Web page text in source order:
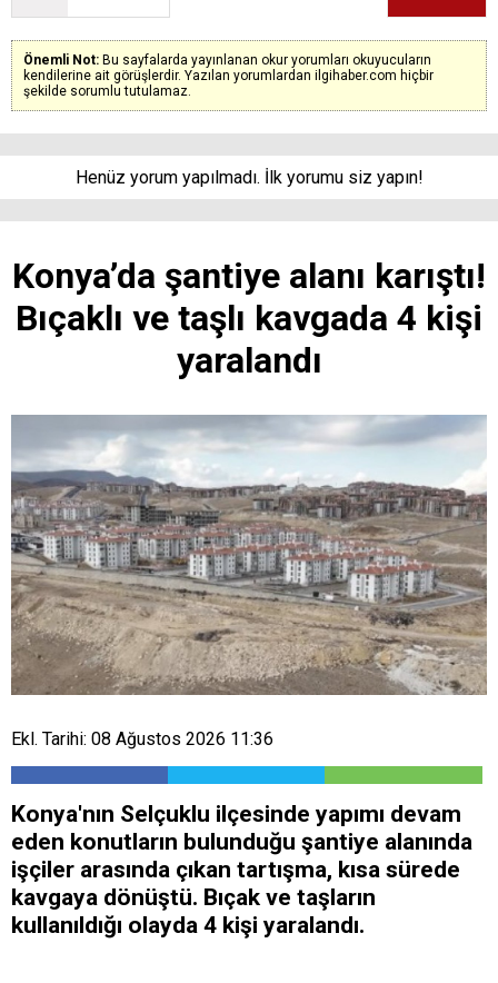
Önemli Not: Bu sayfalarda yayınlanan okur yorumları okuyucuların
kendilerine ait görüşlerdir. Yazılan yorumlardan ilgihaber.com hiçbir
şekilde sorumlu tutulamaz.
Henüz yorum yapılmadı. İlk yorumu siz yapın!
Konya’da şantiye alanı karıştı!
Bıçaklı ve taşlı kavgada 4 kişi
yaralandı
Ekl. Tarihi: 08 Ağustos 2026 11:36
Konya'nın Selçuklu ilçesinde yapımı devam
eden konutların bulunduğu şantiye alanında
işçiler arasında çıkan tartışma, kısa sürede
kavgaya dönüştü. Bıçak ve taşların
kullanıldığı olayda 4 kişi yaralandı.